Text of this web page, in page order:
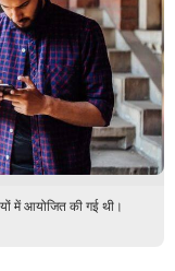
में आयोजित की गई थी।